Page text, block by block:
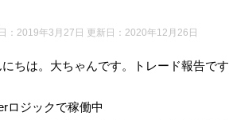
：2019年3月27日 更新日： 2020年12月26日
にちは。大ちゃんです。トレード報告で
ロジックで稼働中